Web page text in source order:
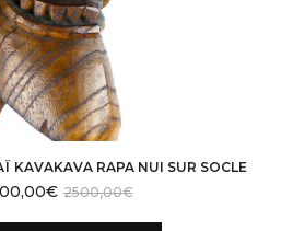
KAVAKAVA RAPA NUI SUR SOCLE
2500,00€
€